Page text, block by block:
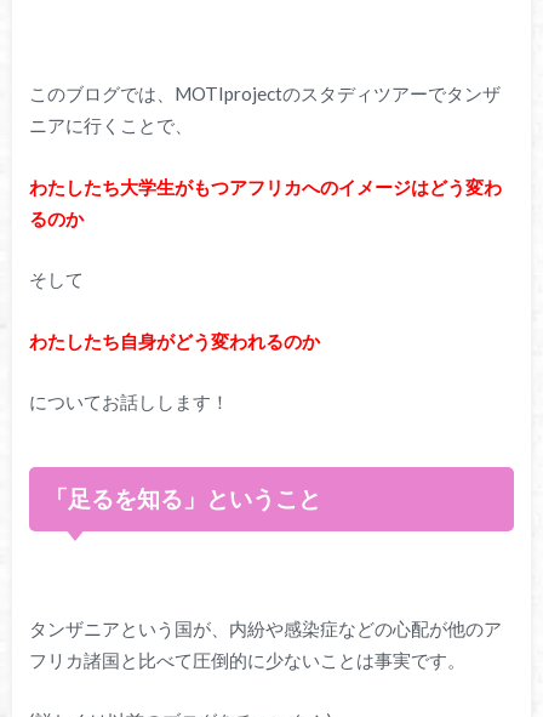
このブログでは、MOTIprojectのスタディツアーでタンザ
ニアに行くことで、
わたしたち大学生がもつアフリカへのイメージはどう変わ
るのか
そして
わたしたち自身がどう変われるのか
についてお話しします！
「足るを知る」ということ
タンザニアという国が、内紛や感染症などの心配が他のア
フリカ諸国と比べて圧倒的に少ないことは事実です。